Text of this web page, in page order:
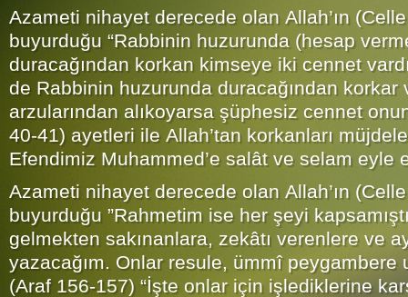
Azameti nihayet derecede olan Allah’ın
buyurduğu “Rabbinin huzurunda (hesap
duracağından korkan kimseye iki cennet
de Rabbinin huzurunda duracağından korkar
arzularından alıkoyarsa şüphesiz cennet onun
40-41) ayetleri ile Allah’tan korkanları
Efendimiz Muhammed’e salât ve selam eyle
Azameti nihayet derecede olan Allah’ın
buyurduğu ”Rahmetim ise her şeyi
gelmekten sakınanlara, zekâtı verenlere ve
yazacağım. Onlar resule, ümmî peygambere
(Araf 156-157) “İşte onlar için işlediklerine